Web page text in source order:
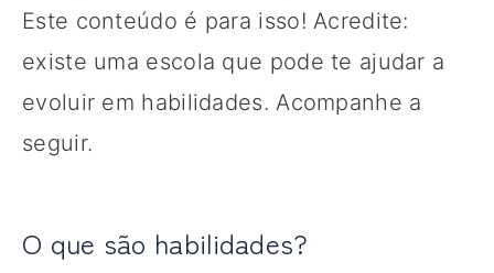
Este conteúdo é para isso! Acredite:
existe uma escola que pode te ajudar a
evoluir em habilidades. Acompanhe a
seguir.
O que são habilidades?